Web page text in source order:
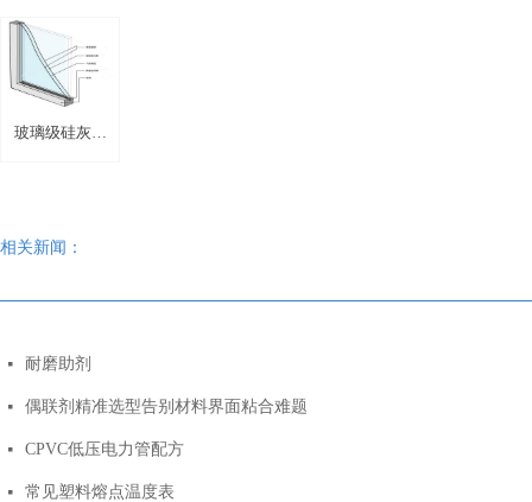
玻璃级硅灰石
相关新闻：
넷 耐磨助剂
넷 偶联剂精准选型告别材料界面粘合难题
넷 CPVC低压电力管配方
넷 常见塑料熔点温度表